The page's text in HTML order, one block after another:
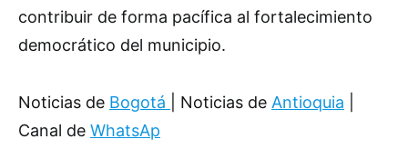
contribuir de forma pacífica al fortalecimiento
democrático del municipio.
Noticias de Bogotá | Noticias de Antioquia
Canal de WhatsAp